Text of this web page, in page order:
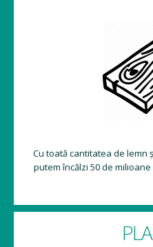
Cu toată cantitatea de lemn
putem încălzi 50 de